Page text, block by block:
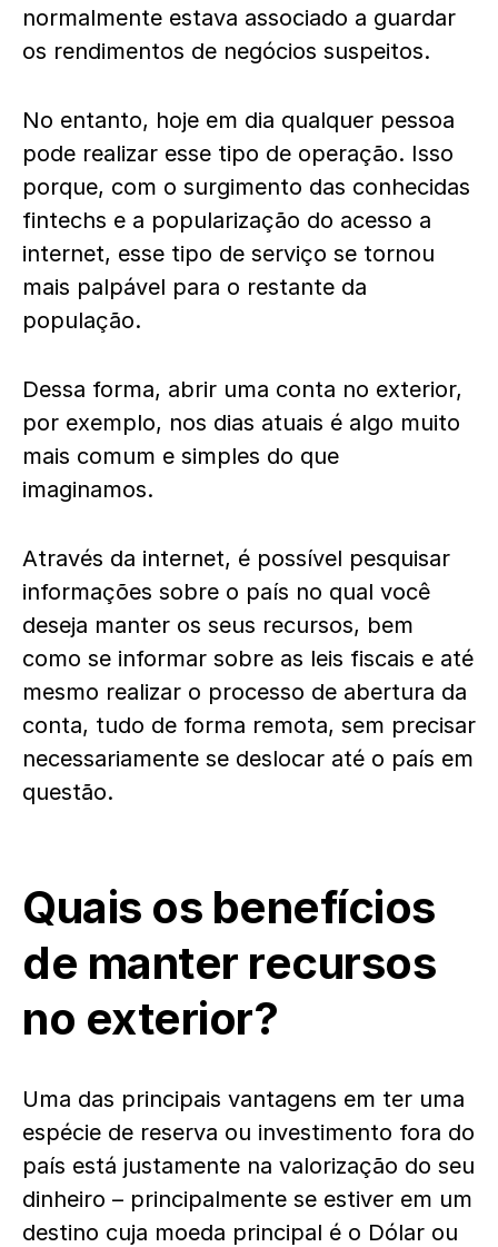
normalmente estava associado a guardar
os rendimentos de negócios suspeitos.
No entanto, hoje em dia qualquer pessoa
pode realizar esse tipo de operação. Isso
porque, com o surgimento das conhecidas
fintechs e a popularização do acesso a
internet, esse tipo de serviço se tornou
mais palpável para o restante da
população.
Dessa forma, abrir uma conta no exterior,
por exemplo, nos dias atuais é algo muito
mais comum e simples do que
imaginamos.
Através da internet, é possível pesquisar
informações sobre o país no qual você
deseja manter os seus recursos, bem
como se informar sobre as leis fiscais e até
mesmo realizar o processo de abertura da
conta, tudo de forma remota, sem precisar
necessariamente se deslocar até o país em
questão.
Quais os benefícios
de manter recursos
no exterior?
Uma das principais vantagens em ter uma
espécie de reserva ou investimento fora do
país está justamente na valorização do seu
dinheiro – principalmente se estiver em um
destino cuja moeda principal é o Dólar ou